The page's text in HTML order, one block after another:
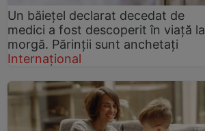
Un băiețel declarat decedat de
medici a fost descoperit în viață la
morgă. Părinții sunt anchetați
Internațional